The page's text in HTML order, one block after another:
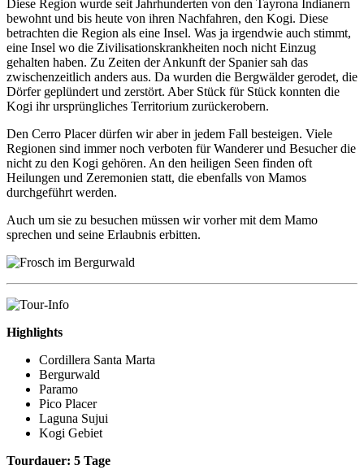
Diese Region wurde seit Jahrhunderten von den Tayrona Indianern
bewohnt und bis heute von ihren Nachfahren, den Kogi. Diese
betrachten die Region als eine Insel. Was ja irgendwie auch stimmt,
eine Insel wo die Zivilisationskrankheiten noch nicht Einzug
gehalten haben. Zu Zeiten der Ankunft der Spanier sah das
zwischenzeitlich anders aus. Da wurden die Bergwälder gerodet, die
Dörfer geplündert und zerstört. Aber Stück für Stück konnten die
Kogi ihr ursprüngliches Territorium zurückerobern.
Den Cerro Placer dürfen wir aber in jedem Fall besteigen. Viele
Regionen sind immer noch verboten für Wanderer und Besucher die
nicht zu den Kogi gehören. An den heiligen Seen finden oft
Heilungen und Zeremonien statt, die ebenfalls von Mamos
durchgeführt werden.
Auch um sie zu besuchen müssen wir vorher mit dem Mamo
sprechen und seine Erlaubnis erbitten.
Highlights
Cordillera Santa Marta
Bergurwald
Paramo
Pico Placer
Laguna Sujui
Kogi Gebiet
Tourdauer: 5 Tage